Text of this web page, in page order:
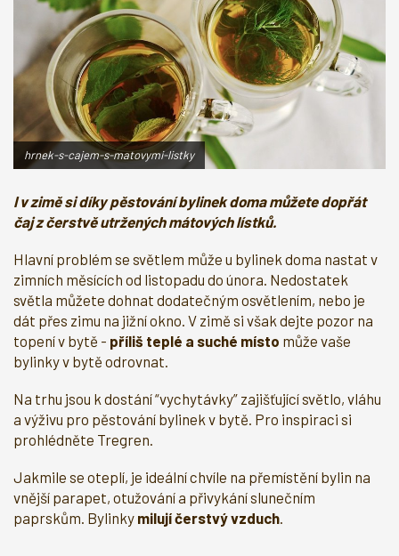
hrnek-s-cajem-s-matovymi-listky
I v zimě si díky pěstování bylinek doma můžete dopřát
čaj z čerstvě utržených mátových lístků.
Hlavní problém se světlem může u bylinek doma nastat v
zimních měsících od listopadu do února. Nedostatek
světla můžete dohnat dodatečným osvětlením, nebo je
dát přes zimu na jižní okno. V zimě si však dejte pozor na
topení v bytě - příliš teplé a suché místo může vaše
bylinky v bytě odrovnat.
Na trhu jsou k dostání “vychytávky” zajišťující světlo, vláhu
a výživu pro pěstování bylinek v bytě. Pro inspiraci si
prohlédněte Tregren.
Jakmile se oteplí, je ideální chvíle na přemístění bylin na
vnější parapet, otužování a přivykání slunečním
paprskům. Bylinky milují čerstvý vzduch.